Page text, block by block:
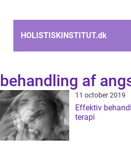
HOLISTISKINSTITUT.dk
behandling af
11 october 2019
Effektiv
terapi